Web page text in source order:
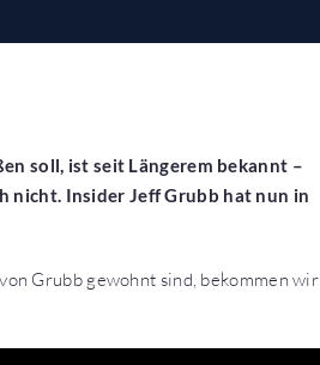
soll, ist seit Längerem bekannt –
nicht. Insider Jeff Grubb hat nun in
Grubb gewohnt sind, bekommen wir